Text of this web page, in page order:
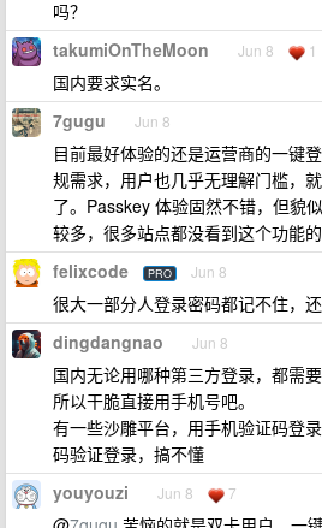
吗？
takumiOnTheMoon Jun 8 1
国内要求实名。
7gugu Jun 8
目前最好体验的还是运营商的一键
规需求，用户也几乎无理解门槛，
了。Passkey 体验固然不错，但貌
较多，很多站点都没看到这个功能的
felixcode PRO Jun 8
很大一部分人登录密码都记不住，还
dingdangnao Jun 8
国内无论用哪种第三方登录，都需
所以干脆直接用手机号吧。
有一些沙雕平台，用手机验证码登
码验证登录，搞不懂
youyouzi Jun 8 7